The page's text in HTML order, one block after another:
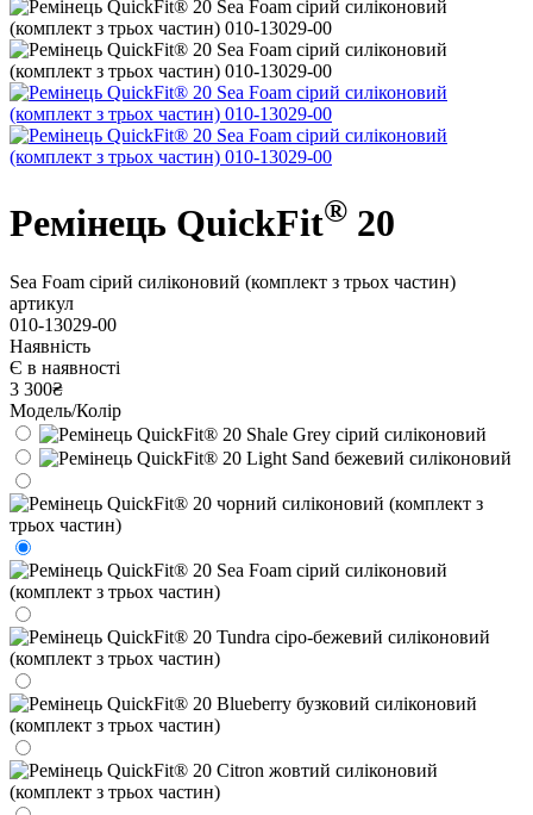
Ремінець QuickFit® 20
Sea Foam сірий силіконовий (комплект з трьох частин)
артикул
010-13029-00
Наявність
Є в наявності
3 300₴
Модель/Колір